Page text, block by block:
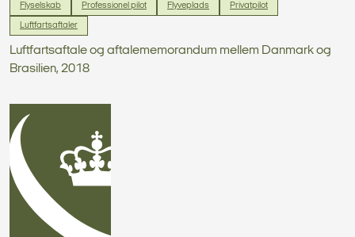
Flyselskab Professionel pilot Flyveplads Privatpilot
Luftfartsaftaler
Luftfartsaftale og aftalememorandum mellem Danmark og
Brasilien, 2018